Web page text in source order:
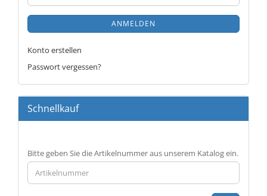
ANMELDEN
Konto erstellen
Passwort vergessen?
Schnellkauf
BITTE
GEBEN
SIE
DIE
Bitte geben Sie die Artikelnummer aus unserem Katalog ein.